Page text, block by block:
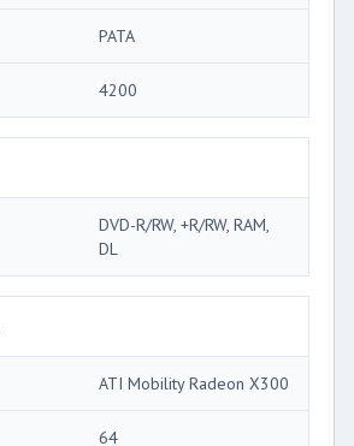
PATA
4200
DVD-R/RW, +R/RW, RAM,
DL
ATI Mobility Radeon X300
64